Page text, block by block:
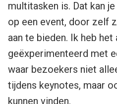
multitasken is. Dat kan
op een event, door zelf
aan te bieden. Ik heb het
geëxperimenteerd met
waar bezoekers niet
tijdens keynotes, maar
kunnen vinden.